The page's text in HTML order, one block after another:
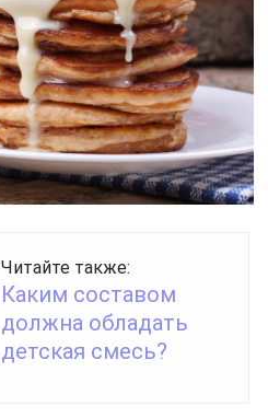
Читайте также:
Каким составом
должна обладать
детская смесь?